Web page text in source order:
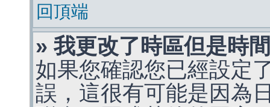
回頂端
» 我更改了時區但是時
如果您確認您已經設定
誤，這很有可能是因為